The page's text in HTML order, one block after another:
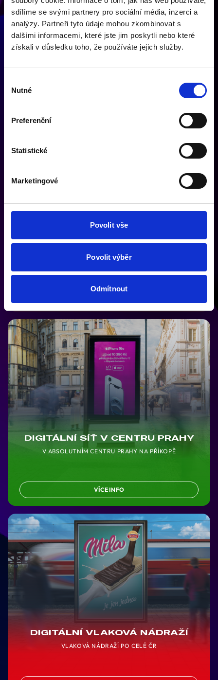
sdílíme se svými partnery pro sociální média, inzerci a
analýzy. Partneři tyto údaje mohou zkombinovat s
dalšími informacemi, které jste jim poskytli nebo které
získali v důsledku toho, že používáte jejich služby.
souhlasu
Nutné
Preferenční
Statistické
Marketingové
Povolit vše
Povolit výběr
Odmítnout
DIGITÁLNÍ METRO
DIGITÁLNÍ ZASTÁVKY MHD
ZASTÁVKY MHD POPRVÉ PO CELÉ PRAZE
DIGITÁLNÍ SÍŤ V CENTRU PRAHY
V ABSOLUTNÍM CENTRU PRAHY NA PŘÍKOPĚ
VÍCE INFO
DIGITÁLNÍ VLAKOVÁ NÁDRAŽÍ
VLAKOVÁ NÁDRAŽÍ PO CELÉ ČR